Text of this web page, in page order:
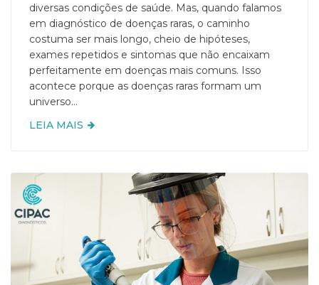
diversas condições de saúde. Mas, quando falamos
em diagnóstico de doenças raras, o caminho
costuma ser mais longo, cheio de hipóteses,
exames repetidos e sintomas que não encaixam
perfeitamente em doenças mais comuns. Isso
acontece porque as doenças raras formam um
universo...
LEIA MAIS